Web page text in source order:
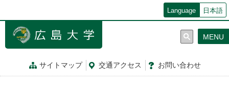
ン
Language 日本語
サイトマップ 交通アクセス お問い合わせ
MENU